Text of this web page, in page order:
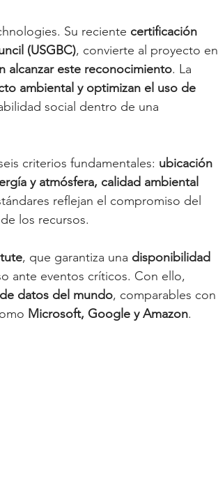
Su reciente certificación
(USGBC), convierte al proyecto en
alcanzar este reconocimiento. La
ambiental y optimizan el uso de
social dentro de una
criterios fundamentales: ubicación
y atmósfera, calidad ambiental
reflejan el compromiso del
los recursos.
, que garantiza una disponibilidad
ante eventos críticos. Con ello,
datos del mundo, comparables con
Microsoft, Google y Amazon.